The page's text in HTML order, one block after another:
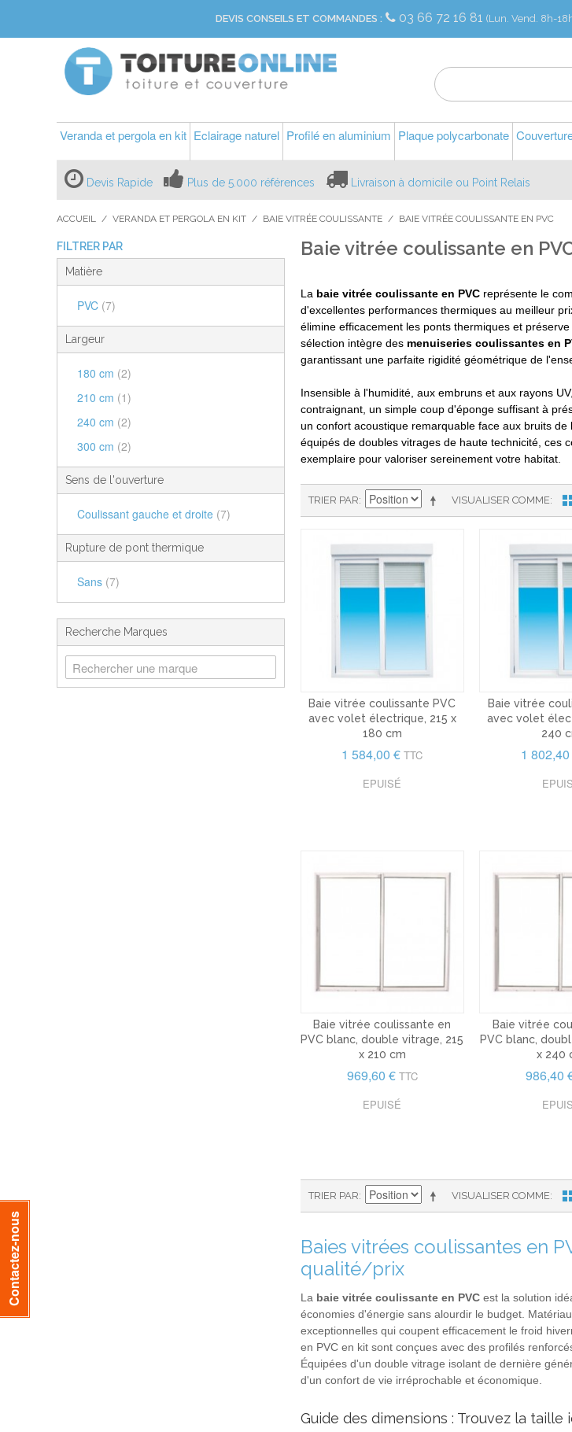
DEVIS CONSEILS ET COMMANDES : 03 66 72 16 81 (Lun. Vend. 8h-
Veranda et pergola en kit Eclairage naturel Profilé en aluminium Plaque polycarbonate
Devis Rapide Plus de 5.000 références Livraison à domicile ou Point Relais
ACCUEIL / VERANDA ET PERGOLA EN KIT / BAIE VITRÉE COULISSANTE / BAIE VITRÉE COULISSANTE EN PVC
Baie vitrée coulissante en
La baie vitrée coulissante en PVC représente le
d'excellentes performances thermiques au meilleur
élimine efficacement les ponts thermiques et
sélection intègre des menuiseries coulissantes en
garantissant une parfaite rigidité géométrique de
Insensible à l'humidité, aux embruns et aux rayons
contraignant, un simple coup d'éponge suffisant à
un confort acoustique remarquable face aux bruits
équipés de doubles vitrages de haute technicité, ces
exemplaire pour valoriser sereinement votre habitat.
VISUALISER COMME
TRIER PAR
Baie vitrée coulissante PVC
avec volet électrique, 215 x
180 cm
1 584,00 € TTC
EPUISÉ
Baie vitrée
avec volet
240
1
Baie vitrée coulissante en
PVC blanc, double vitrage, 215
x 210 cm
969,60 € TTC
EPUISÉ
Baie vitrée
PVC blanc,
x 240
986,40
VISUALISER COMME
TRIER PAR
Baies vitrées coulissantes en
qualité/prix
La baie vitrée coulissante en PVC est la solution
économies d'énergie sans alourdir le budget.
exceptionnelles qui coupent efficacement le froid
en PVC en kit sont conçues avec des profilés
Équipées d'un double vitrage isolant de dernière
d'un confort de vie irréprochable et économique.
Guide des dimensions : Trouvez la
FILTRER PAR
Matière
PVC (7)
Largeur
180 cm (2)
210 cm (1)
240 cm (2)
300 cm (2)
Sens de l'ouverture
Coulissant gauche et droite (7)
Rupture de pont thermique
Sans (7)
Recherche Marques
Contactez-nous